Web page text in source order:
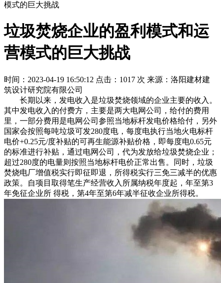
模式的巨大挑战
垃圾焚烧企业的盈利模式和运
营模式的巨大挑战
时间：2023-04-19 16:50:12 点击：1017 次 来源：洛阳建材建
筑设计研究院有限公司
长期以来，发电收入是垃圾焚烧领域的企业主要的收入。
其中发电收入的付费方，主要是两大电网公司，给付的费用
里，一部分费用是电网公司参照当地标杆发电价格给付，另外
国家会按照每吨垃圾可发280度电，每度电执行当地火电标杆
电价+0.25元/度补贴的可再生能源补贴价格，即每度电0.65元
的标准进行补贴，通过电网公司，代为发放给垃圾焚烧企业；
超过280度的电量则按照当地标杆电价正常出售。同时，垃圾
焚烧电厂增值税实行即征即退，所得税实行三免三减半的优惠
政策。自项目取得笔生产经营收入所属纳税年度起，年至第3
年免征企业所 得税，第4年至第6年减半征收企业所得税。